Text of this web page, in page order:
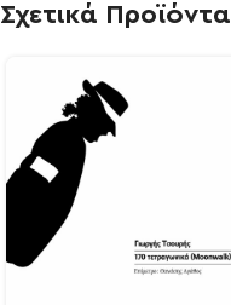
Σχετικά Προϊόντα